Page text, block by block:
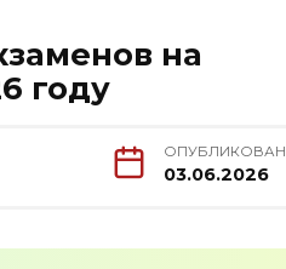
на
году
03.06.2026